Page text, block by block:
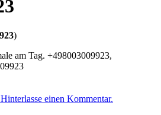
)
am Tag. +498003009923,
einen Kommentar.